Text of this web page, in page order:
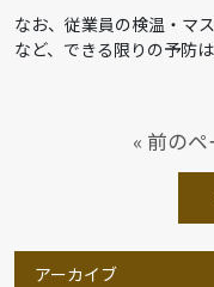
なお、従業員の検温・マ
など、できる限りの予防
« 前の
アーカイブ